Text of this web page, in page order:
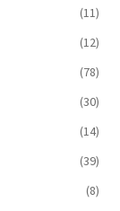
(11)
(12)
(78)
(30)
(14)
(39)
(8)